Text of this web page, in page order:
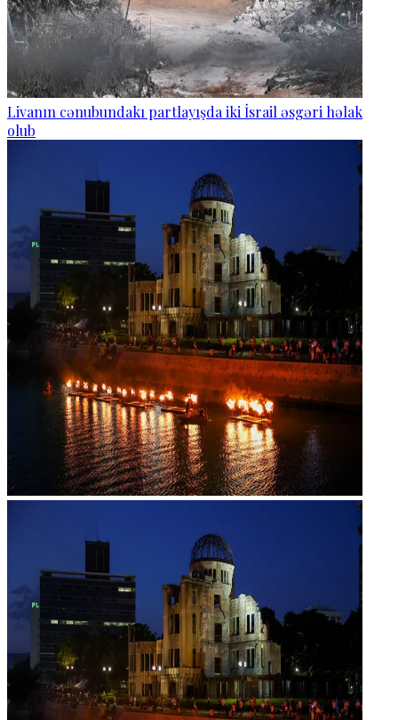
Livanın cənubundakı partlayışda iki İsrail əsgəri həlak
olub